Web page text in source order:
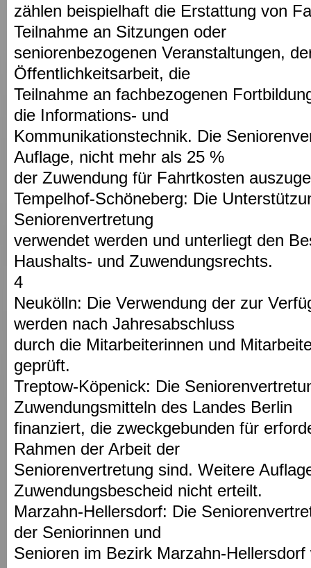
zählen beispielhaft die Erstattung von
Teilnahme an Sitzungen oder
seniorenbezogenen Veranstaltungen,
Öffentlichkeitsarbeit, die
Teilnahme an fachbezogenen
die Informations- und
Kommunikationstechnik. Die
Auflage, nicht mehr als 25 %
der Zuwendung für Fahrtkosten
Tempelhof-Schöneberg: Die
Seniorenvertretung
verwendet werden und unterliegt den
Haushalts- und Zuwendungsrechts.
4
Neukölln: Die Verwendung der zur
werden nach Jahresabschluss
durch die Mitarbeiterinnen und
geprüft.
Treptow-Köpenick: Die
Zuwendungsmitteln des Landes Berlin
finanziert, die zweckgebunden für
Rahmen der Arbeit der
Seniorenvertretung sind. Weitere
Zuwendungsbescheid nicht erteilt.
Marzahn-Hellersdorf: Die
der Seniorinnen und
Senioren im Bezirk Marzahn-